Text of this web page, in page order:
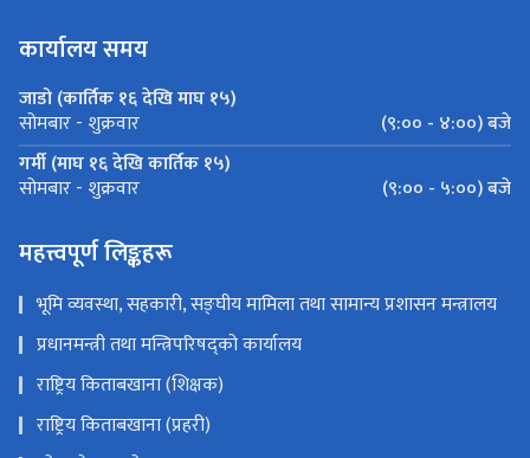
कार्यालय समय
जाडो (कार्तिक १६ देखि माघ १५)
सोमबार - शुक्रवार
(९:०० - ४:००) बजे
गर्मी (माघ १६ देखि कार्तिक १५)
सोमबार - शुक्रवार (९:०० - ५:००) बजे
महत्त्वपूर्ण लिङ्कहरू
भूमि व्यवस्था, सहकारी, सङ्‍घीय मामिला तथा सामान्य प्रशासन मन्त्रालय
प्रधानमन्त्री तथा मन्त्रिपरिषद्को कार्यालय
राष्ट्रिय किताबखाना (शिक्षक)
राष्ट्रिय किताबखाना (प्रहरी)